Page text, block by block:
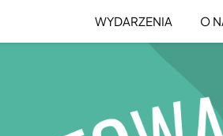
WYDARZENIA O